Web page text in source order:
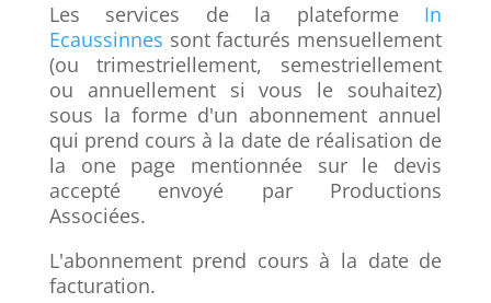
Les services de la plateforme In
Ecaussinnes sont facturés mensuellement
(ou trimestriellement, semestriellement
ou annuellement si vous le souhaitez)
sous la forme d'un abonnement annuel
qui prend cours à la date de réalisation de
la one page mentionnée sur le devis
accepté envoyé par Productions
Associées.
L'abonnement prend cours à la date de
facturation.